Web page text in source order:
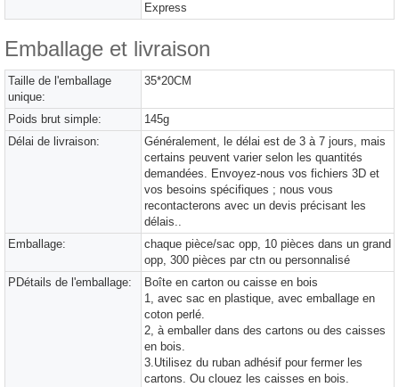
Express
Emballage et livraison
Taille de l'emballage
unique:
35*20CM
Poids brut simple:
145g
Délai de livraison:
Généralement, le délai est de 3 à 7 jours, mais
certains peuvent varier selon les quantités
demandées. Envoyez-nous vos fichiers 3D et
vos besoins spécifiques ; nous vous
recontacterons avec un devis précisant les
délais..
Emballage:
chaque pièce/sac opp, 10 pièces dans un grand
opp, 300 pièces par ctn ou personnalisé
PDétails de l'emballage:
Boîte en carton ou caisse en bois
1, avec sac en plastique, avec emballage en
coton perlé.
2, à emballer dans des cartons ou des caisses
en bois.
3.Utilisez du ruban adhésif pour fermer les
cartons. Ou clouez les caisses en bois.